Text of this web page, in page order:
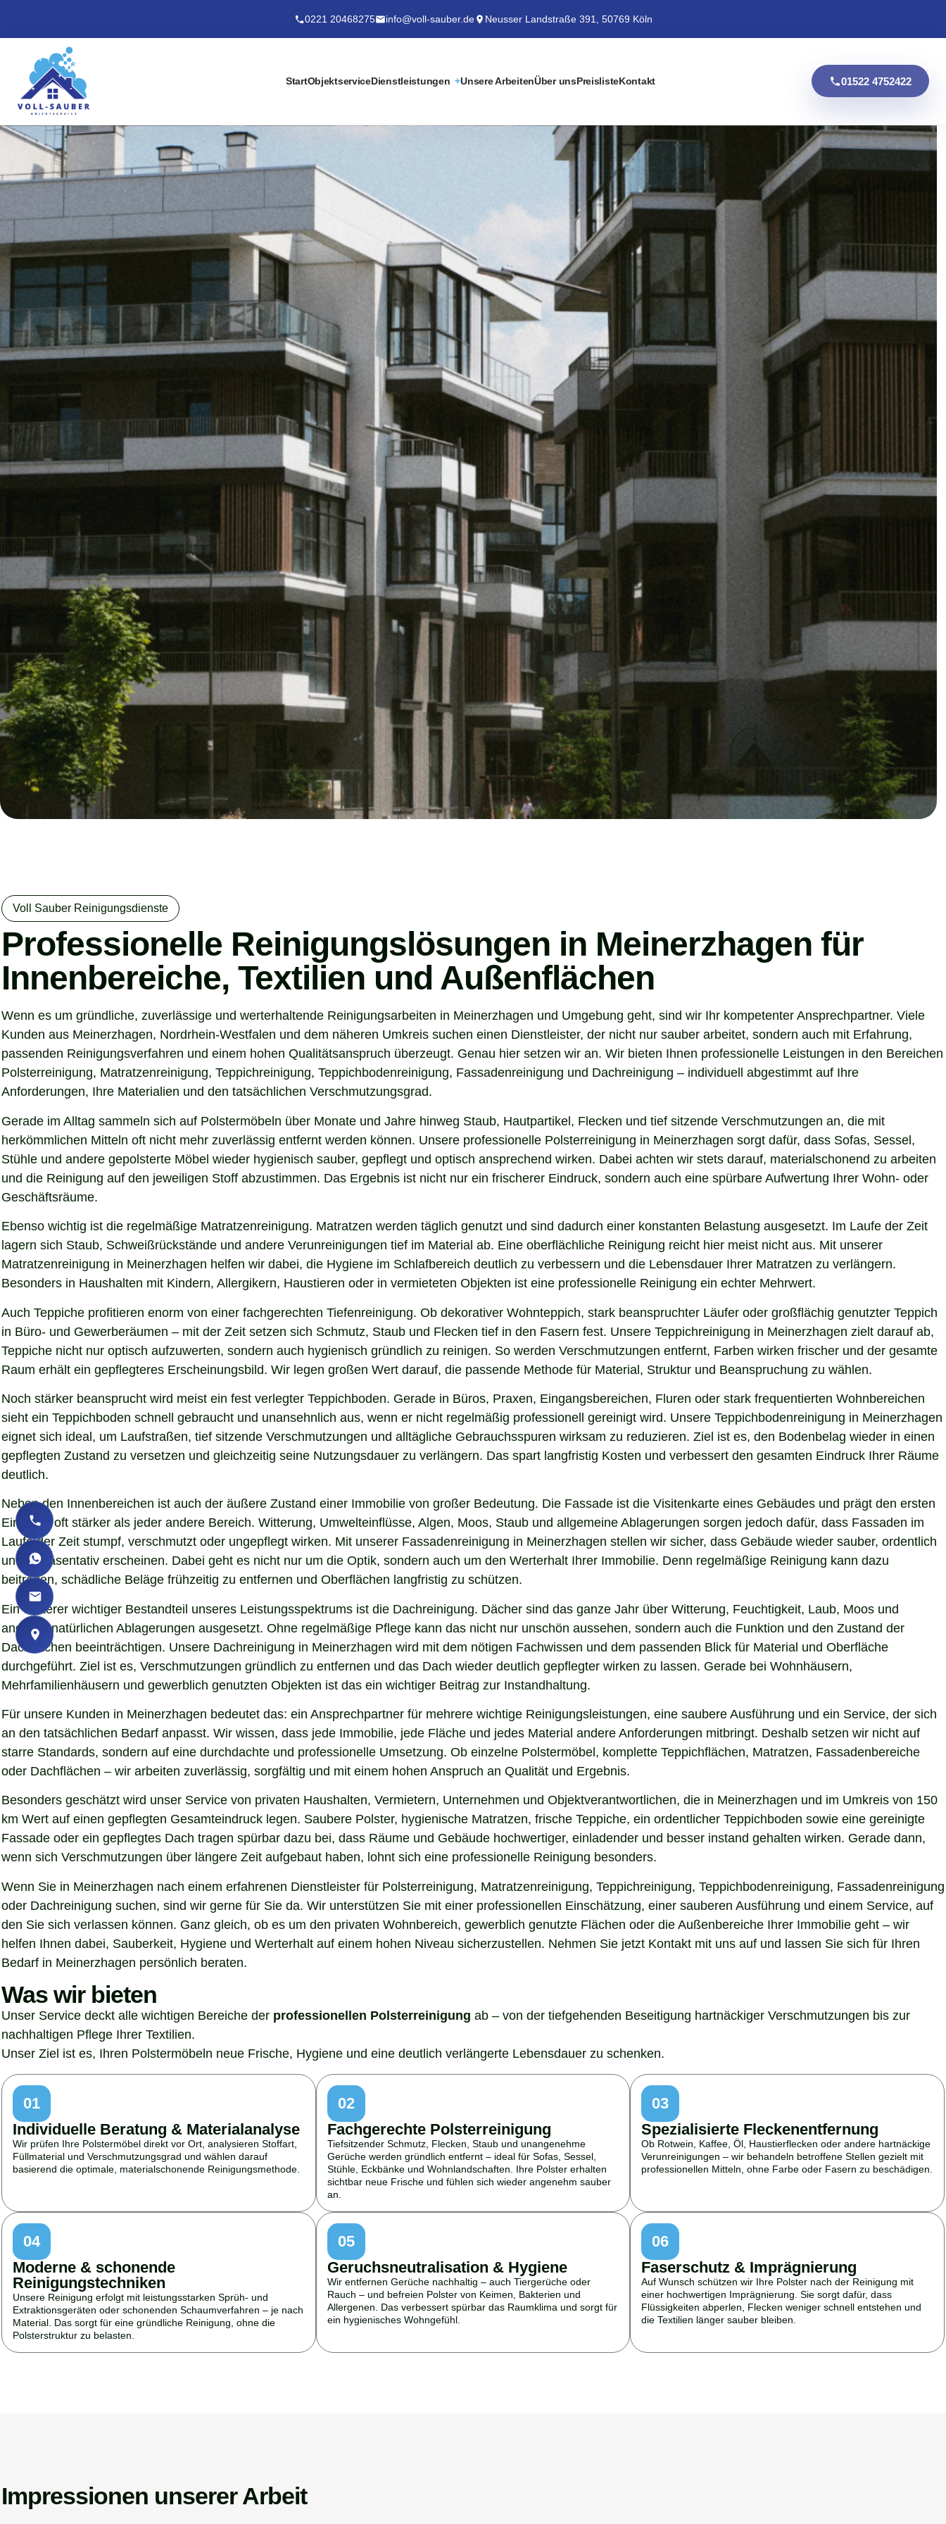
0221 20468275 info@voll-sauber.de Neusser Landstraße 391, 50769 Köln
StartObjektserviceDienstleistungen Unsere ArbeitenÜber unsPreislisteKontakt 01522 4752422
Voll Sauber Reinigungsdienste
Professionelle Reinigungslösungen in Meinerzhagen für
Innenbereiche, Textilien und Außenflächen
Wenn es um gründliche, zuverlässige und werterhaltende Reinigungsarbeiten in Meinerzhagen und Umgebung geht, sind wir Ihr kompetenter Ansprechpartner. Viele
Kunden aus Meinerzhagen, Nordrhein-Westfalen und dem näheren Umkreis suchen einen Dienstleister, der nicht nur sauber arbeitet, sondern auch mit Erfahrung,
passenden Reinigungsverfahren und einem hohen Qualitätsanspruch überzeugt. Genau hier setzen wir an. Wir bieten Ihnen professionelle Leistungen in den Bereichen
Polsterreinigung, Matratzenreinigung, Teppichreinigung, Teppichbodenreinigung, Fassadenreinigung und Dachreinigung – individuell abgestimmt auf Ihre
Anforderungen, Ihre Materialien und den tatsächlichen Verschmutzungsgrad.
Gerade im Alltag sammeln sich auf Polstermöbeln über Monate und Jahre hinweg Staub, Hautpartikel, Flecken und tief sitzende Verschmutzungen an, die mit
herkömmlichen Mitteln oft nicht mehr zuverlässig entfernt werden können. Unsere professionelle Polsterreinigung in Meinerzhagen sorgt dafür, dass Sofas, Sessel,
Stühle und andere gepolsterte Möbel wieder hygienisch sauber, gepflegt und optisch ansprechend wirken. Dabei achten wir stets darauf, materialschonend zu arbeiten
und die Reinigung auf den jeweiligen Stoff abzustimmen. Das Ergebnis ist nicht nur ein frischerer Eindruck, sondern auch eine spürbare Aufwertung Ihrer Wohn- oder
Geschäftsräume.
Ebenso wichtig ist die regelmäßige Matratzenreinigung. Matratzen werden täglich genutzt und sind dadurch einer konstanten Belastung ausgesetzt. Im Laufe der Zeit
lagern sich Staub, Schweißrückstände und andere Verunreinigungen tief im Material ab. Eine oberflächliche Reinigung reicht hier meist nicht aus. Mit unserer
Matratzenreinigung in Meinerzhagen helfen wir dabei, die Hygiene im Schlafbereich deutlich zu verbessern und die Lebensdauer Ihrer Matratzen zu verlängern.
Besonders in Haushalten mit Kindern, Allergikern, Haustieren oder in vermieteten Objekten ist eine professionelle Reinigung ein echter Mehrwert.
Auch Teppiche profitieren enorm von einer fachgerechten Tiefenreinigung. Ob dekorativer Wohnteppich, stark beanspruchter Läufer oder großflächig genutzter Teppich
in Büro- und Gewerberäumen – mit der Zeit setzen sich Schmutz, Staub und Flecken tief in den Fasern fest. Unsere Teppichreinigung in Meinerzhagen zielt darauf ab,
Teppiche nicht nur optisch aufzuwerten, sondern auch hygienisch gründlich zu reinigen. So werden Verschmutzungen entfernt, Farben wirken frischer und der gesamte
Raum erhält ein gepflegteres Erscheinungsbild. Wir legen großen Wert darauf, die passende Methode für Material, Struktur und Beanspruchung zu wählen.
Noch stärker beansprucht wird meist ein fest verlegter Teppichboden. Gerade in Büros, Praxen, Eingangsbereichen, Fluren oder stark frequentierten Wohnbereichen
sieht ein Teppichboden schnell gebraucht und unansehnlich aus, wenn er nicht regelmäßig professionell gereinigt wird. Unsere Teppichbodenreinigung in Meinerzhagen
eignet sich ideal, um Laufstraßen, tief sitzende Verschmutzungen und alltägliche Gebrauchsspuren wirksam zu reduzieren. Ziel ist es, den Bodenbelag wieder in einen
gepflegten Zustand zu versetzen und gleichzeitig seine Nutzungsdauer zu verlängern. Das spart langfristig Kosten und verbessert den gesamten Eindruck Ihrer Räume
deutlich.
Neben den Innenbereichen ist auch der äußere Zustand einer Immobilie von großer Bedeutung. Die Fassade ist die Visitenkarte eines Gebäudes und prägt den ersten
Eindruck oft stärker als jeder andere Bereich. Witterung, Umwelteinflüsse, Algen, Moos, Staub und allgemeine Ablagerungen sorgen jedoch dafür, dass Fassaden im
Laufe der Zeit stumpf, verschmutzt oder ungepflegt wirken. Mit unserer Fassadenreinigung in Meinerzhagen stellen wir sicher, dass Gebäude wieder sauber, ordentlich
und repräsentativ erscheinen. Dabei geht es nicht nur um die Optik, sondern auch um den Werterhalt Ihrer Immobilie. Denn regelmäßige Reinigung kann dazu
beitragen, schädliche Beläge frühzeitig zu entfernen und Oberflächen langfristig zu schützen.
Ein weiterer wichtiger Bestandteil unseres Leistungsspektrums ist die Dachreinigung. Dächer sind das ganze Jahr über Witterung, Feuchtigkeit, Laub, Moos und
anderen natürlichen Ablagerungen ausgesetzt. Ohne regelmäßige Pflege kann das nicht nur unschön aussehen, sondern auch die Funktion und den Zustand der
Dachflächen beeinträchtigen. Unsere Dachreinigung in Meinerzhagen wird mit dem nötigen Fachwissen und dem passenden Blick für Material und Oberfläche
durchgeführt. Ziel ist es, Verschmutzungen gründlich zu entfernen und das Dach wieder deutlich gepflegter wirken zu lassen. Gerade bei Wohnhäusern,
Mehrfamilienhäusern und gewerblich genutzten Objekten ist das ein wichtiger Beitrag zur Instandhaltung.
Für unsere Kunden in Meinerzhagen bedeutet das: ein Ansprechpartner für mehrere wichtige Reinigungsleistungen, eine saubere Ausführung und ein Service, der sich
an den tatsächlichen Bedarf anpasst. Wir wissen, dass jede Immobilie, jede Fläche und jedes Material andere Anforderungen mitbringt. Deshalb setzen wir nicht auf
starre Standards, sondern auf eine durchdachte und professionelle Umsetzung. Ob einzelne Polstermöbel, komplette Teppichflächen, Matratzen, Fassadenbereiche
oder Dachflächen – wir arbeiten zuverlässig, sorgfältig und mit einem hohen Anspruch an Qualität und Ergebnis.
Besonders geschätzt wird unser Service von privaten Haushalten, Vermietern, Unternehmen und Objektverantwortlichen, die in Meinerzhagen und im Umkreis von 150
km Wert auf einen gepflegten Gesamteindruck legen. Saubere Polster, hygienische Matratzen, frische Teppiche, ein ordentlicher Teppichboden sowie eine gereinigte
Fassade oder ein gepflegtes Dach tragen spürbar dazu bei, dass Räume und Gebäude hochwertiger, einladender und besser instand gehalten wirken. Gerade dann,
wenn sich Verschmutzungen über längere Zeit aufgebaut haben, lohnt sich eine professionelle Reinigung besonders.
Wenn Sie in Meinerzhagen nach einem erfahrenen Dienstleister für Polsterreinigung, Matratzenreinigung, Teppichreinigung, Teppichbodenreinigung, Fassadenreinigung
oder Dachreinigung suchen, sind wir gerne für Sie da. Wir unterstützen Sie mit einer professionellen Einschätzung, einer sauberen Ausführung und einem Service, auf
den Sie sich verlassen können. Ganz gleich, ob es um den privaten Wohnbereich, gewerblich genutzte Flächen oder die Außenbereiche Ihrer Immobilie geht – wir
helfen Ihnen dabei, Sauberkeit, Hygiene und Werterhalt auf einem hohen Niveau sicherzustellen. Nehmen Sie jetzt Kontakt mit uns auf und lassen Sie sich für Ihren
Bedarf in Meinerzhagen persönlich beraten.
Was wir bieten
Unser Service deckt alle wichtigen Bereiche der professionellen Polsterreinigung ab – von der tiefgehenden Beseitigung hartnäckiger Verschmutzungen bis zur
nachhaltigen Pflege Ihrer Textilien.
Unser Ziel ist es, Ihren Polstermöbeln neue Frische, Hygiene und eine deutlich verlängerte Lebensdauer zu schenken.
01
Individuelle Beratung & Materialanalyse
Wir prüfen Ihre Polstermöbel direkt vor Ort, analysieren Stoffart,
Füllmaterial und Verschmutzungsgrad und wählen darauf
basierend die optimale, materialschonende Reinigungsmethode.
02
Fachgerechte Polsterreinigung
Tiefsitzender Schmutz, Flecken, Staub und unangenehme
Gerüche werden gründlich entfernt – ideal für Sofas, Sessel,
Stühle, Eckbänke und Wohnlandschaften. Ihre Polster erhalten
sichtbar neue Frische und fühlen sich wieder angenehm sauber
an.
03
Spezialisierte Fleckenentfernung
Ob Rotwein, Kaffee, Öl, Haustierflecken oder andere hartnäckige
Verunreinigungen – wir behandeln betroffene Stellen gezielt mit
professionellen Mitteln, ohne Farbe oder Fasern zu beschädigen.
04
Moderne & schonende
Reinigungstechniken
Unsere Reinigung erfolgt mit leistungsstarken Sprüh- und
Extraktionsgeräten oder schonenden Schaumverfahren – je nach
Material. Das sorgt für eine gründliche Reinigung, ohne die
Polsterstruktur zu belasten.
05
Geruchsneutralisation & Hygiene
Wir entfernen Gerüche nachhaltig – auch Tiergerüche oder
Rauch – und befreien Polster von Keimen, Bakterien und
Allergenen. Das verbessert spürbar das Raumklima und sorgt für
ein hygienisches Wohngefühl.
06
Faserschutz & Imprägnierung
Auf Wunsch schützen wir Ihre Polster nach der Reinigung mit
einer hochwertigen Imprägnierung. Sie sorgt dafür, dass
Flüssigkeiten abperlen, Flecken weniger schnell entstehen und
die Textilien länger sauber bleiben.
Impressionen unserer Arbeit